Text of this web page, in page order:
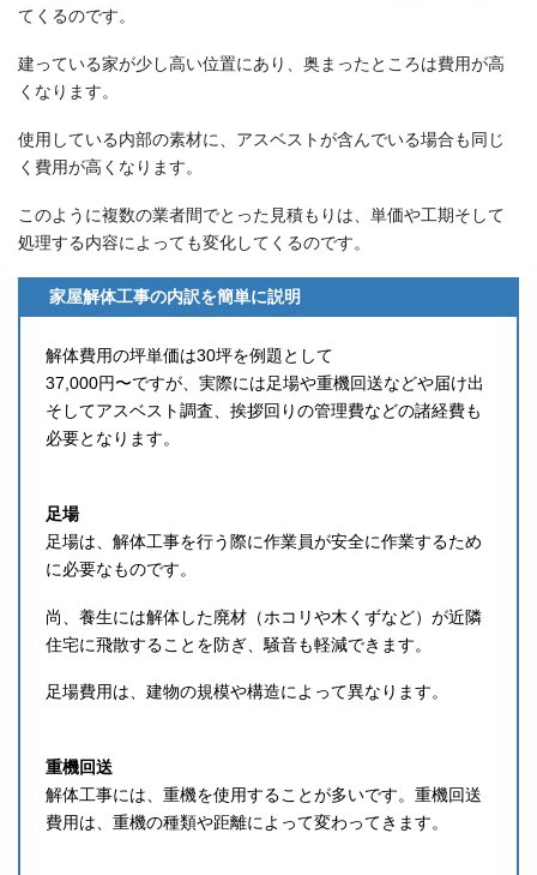
てくるのです。
建っている家が少し高い位置にあり、奥まったところは費用が高
くなります。
使用している内部の素材に、アスベストが含んでいる場合も同じ
く費用が高くなります。
このように複数の業者間でとった見積もりは、単価や工期そして
処理する内容によっても変化してくるのです。
家屋解体工事の内訳を簡単に説明
解体費用の坪単価は30坪を例題として
37,000円〜ですが、実際には足場や重機回送などや届け出
そしてアスベスト調査、挨拶回りの管理費などの諸経費も
必要となります。
足場
足場は、解体工事を行う際に作業員が安全に作業するため
に必要なものです。
尚、養生には解体した廃材（ホコリや木くずなど）が近隣
住宅に飛散することを防ぎ、騒音も軽減できます。
足場費用は、建物の規模や構造によって異なります。
重機回送
解体工事には、重機を使用することが多いです。重機回送
費用は、重機の種類や距離によって変わってきます。